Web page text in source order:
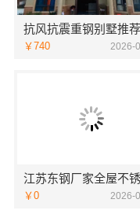
￥740 2026-
￥0 2026-